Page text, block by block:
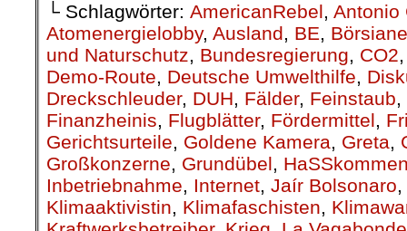
└ Schlagwörter: AmericanRebel, Antonio
Atomenergielobby, Ausland, BE,
und Naturschutz, Bundesregierung, CO2
Demo-Route, Deutsche Umwelthilfe,
Dreckschleuder, DUH, Fälder, Feinstaub,
Finanzheinis, Flugblätter, Fördermittel,
Gerichtsurteile, Goldene Kamera, Greta,
Großkonzerne, Grundübel,
Inbetriebnahme, Internet, Jaír Bolsonaro,
Klimaaktivistin, Klimafaschisten,